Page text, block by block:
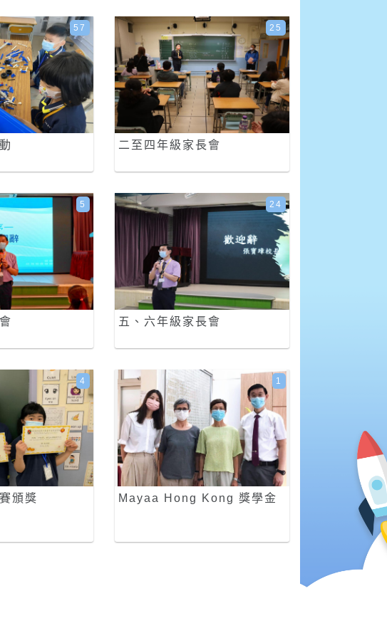
57
二至四年級家長會
25
5
五、六年級家長會
24
頒獎
4
Mayaa Hong Kong 獎學金
1